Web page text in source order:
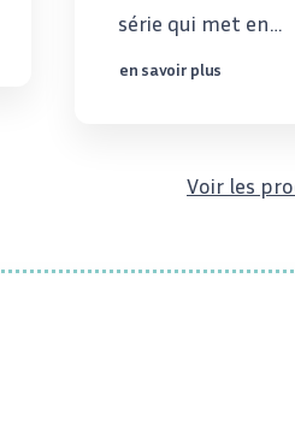
série qui met en…
en savoir plus
Voir les